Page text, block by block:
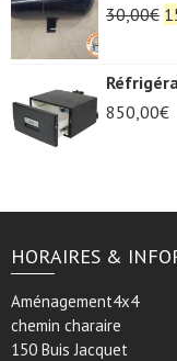
30,00€
850,00€
HORAIRES &
Aménagement4x4
chemin charaire
150 Buis Jacquet